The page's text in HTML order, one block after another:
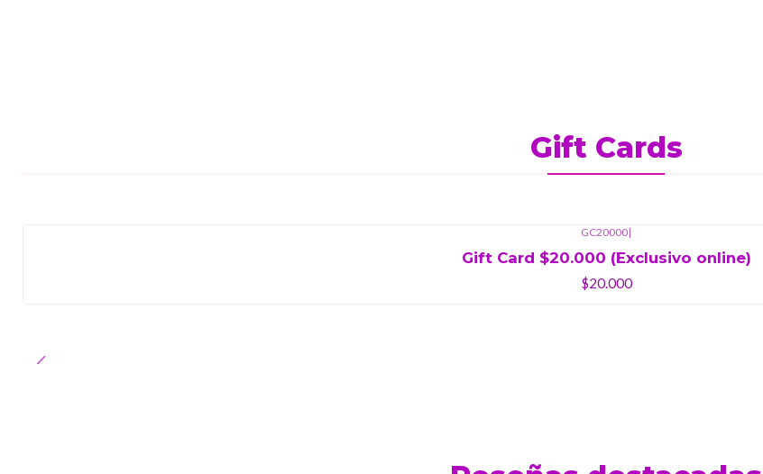
Gift Cards
GC20000|
Gift Card $20.000 (Exclusivo online)
$20.000